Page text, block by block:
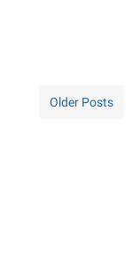
Older Posts